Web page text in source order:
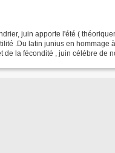
juin apporte l'été (
.Du latin junius en hommage
de la fécondité , juin célébre de